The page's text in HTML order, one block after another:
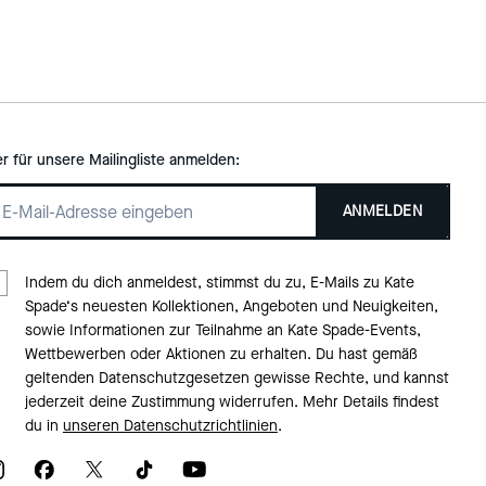
für unsere Mailingliste anmelden:
ANMELDEN
Indem du dich anmeldest, stimmst du zu, E-Mails zu Kate
Spade‘s neuesten Kollektionen, Angeboten und Neuigkeiten,
sowie Informationen zur Teilnahme an Kate Spade-Events,
Wettbewerben oder Aktionen zu erhalten. Du hast gemäß
geltenden Datenschutzgesetzen gewisse Rechte, und kannst
jederzeit deine Zustimmung widerrufen. Mehr Details findest
du in unseren Datenschutzrichtlinien.